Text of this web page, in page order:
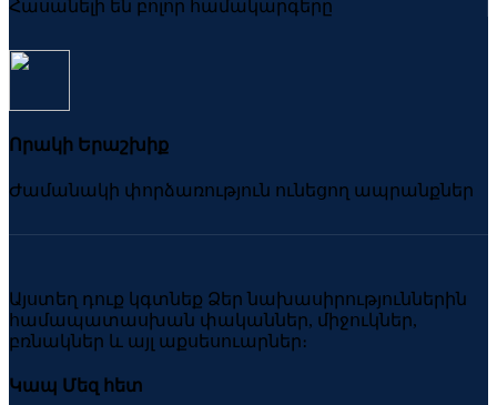
Հասանելի են բոլոր համակարգերը
Որակի Երաշխիք
Ժամանակի փորձառություն ունեցող ապրանքներ
Այստեղ դուք կգտնեք Ձեր նախասիրություններին
համապատասխան փականներ, միջուկներ,
բռնակներ և այլ աքսեսուարներ։
Կապ Մեզ հետ